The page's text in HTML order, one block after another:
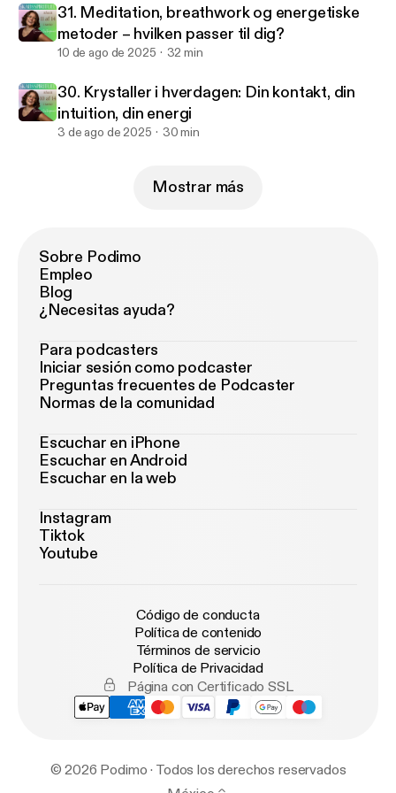
31. Meditation, breathwork og energetiske
metoder – hvilken passer til dig?
10 de ago de 2025 32 min
30. Krystaller i hverdagen: Din kontakt, din
intuition, din energi
3 de ago de 2025 30 min
Mostrar más
Sobre Podimo
Empleo
Blog
¿Necesitas ayuda?
Para podcasters
Iniciar sesión como podcaster
Preguntas frecuentes de Podcaster
Normas de la comunidad
Escuchar en iPhone
Escuchar en Android
Escuchar en la web
Instagram
Tiktok
Youtube
Código de conducta
Política de contenido
Términos de servicio
Política de Privacidad
Página con Certificado SSL
© 2026 Podimo · Todos los derechos reservados